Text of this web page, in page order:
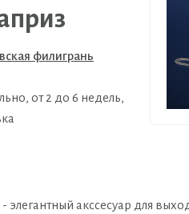
филигрань
от 2 до 6 недель,
элегантный акссесуар для